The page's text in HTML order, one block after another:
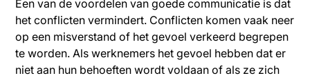
Een van de voordelen van goede communicatie is dat
het conflicten vermindert. Conflicten komen vaak neer
op een misverstand of het gevoel verkeerd begrepen
te worden. Als werknemers het gevoel hebben dat er
niet aan hun behoeften wordt voldaan of als ze zich